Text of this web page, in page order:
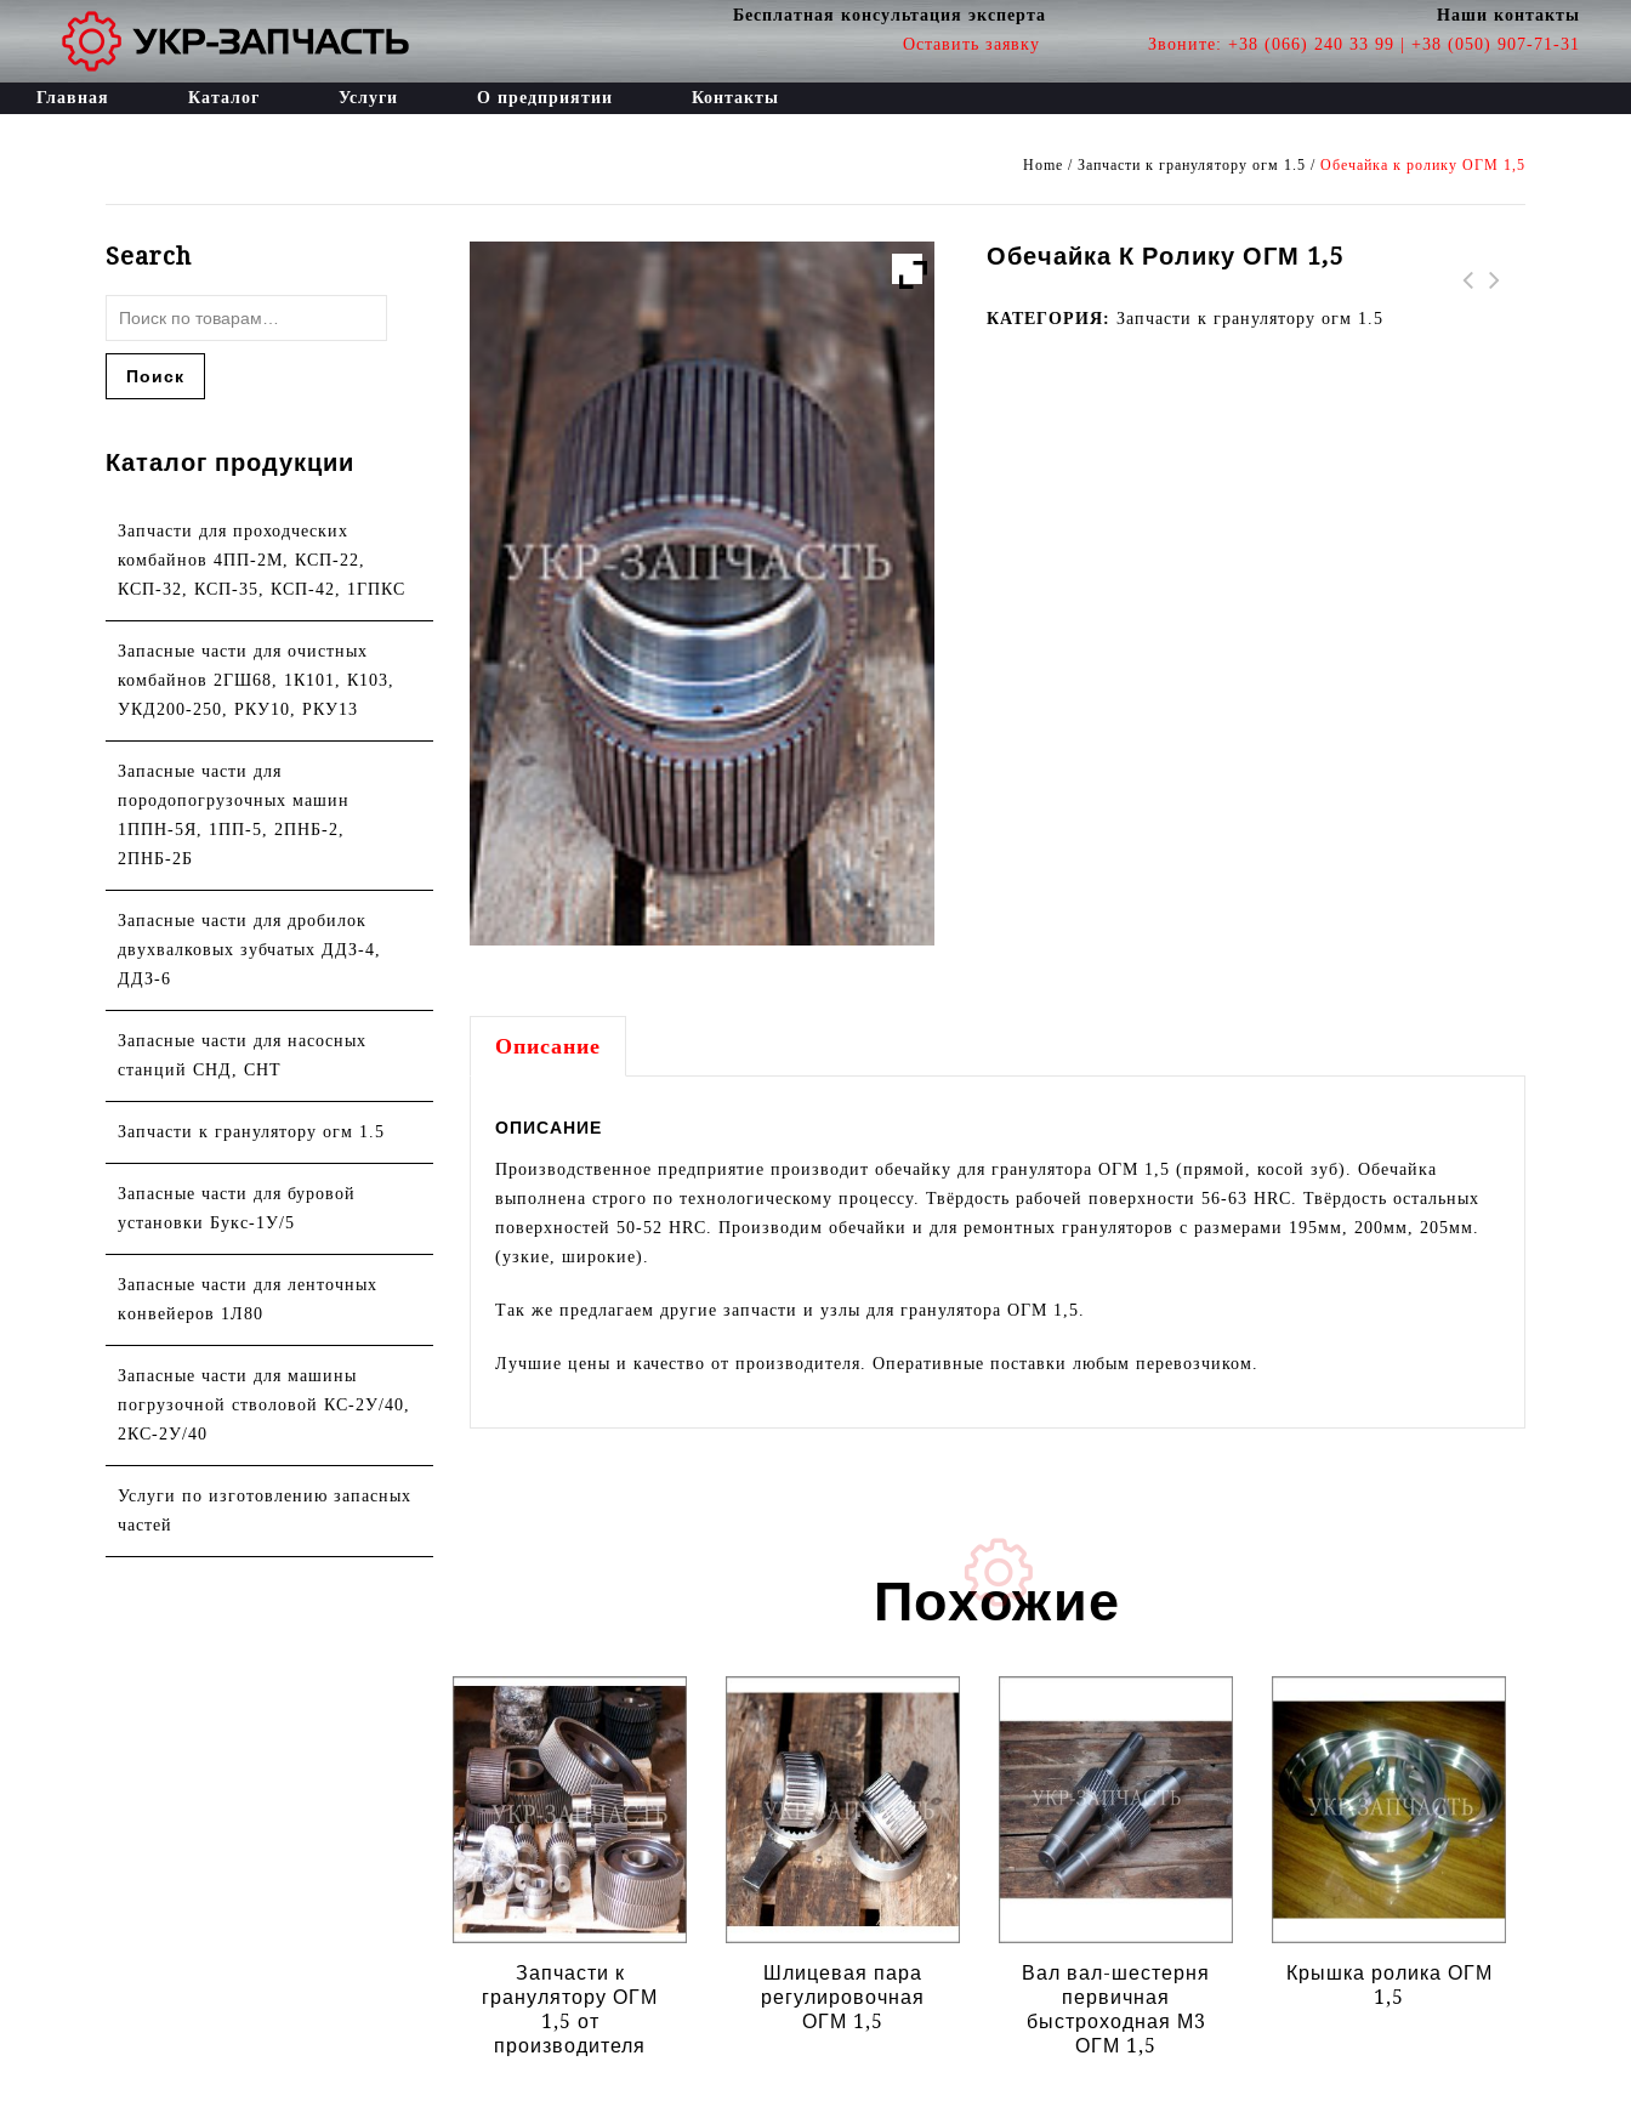
Наши контакты
Звоните: +38 (066) 240 33 99 | +38 (050) 907-71-31
Бесплатная консультация эксперта
Оставить заявку
Главная Каталог Услуги О предприятии Контакты
Home / Зaпчaсти к гранулятору огм 1.5 / Обечайка к ролику ОГМ 1,5
Обечайка К Ролику ОГМ 1,5
КАТЕГОРИЯ:Зaпчaсти к гранулятору огм 1.5
Описание
ОПИСАНИЕ
Производственное предприятие производит обечайку для гранулятора ОГМ 1,5 (прямой, косой зуб). Обечайка
выполнена строго по технологическому процессу. Твёрдость рабочей поверхности 56-63 HRC. Твёрдость остальных
поверхностей 50-52 HRC. Производим обечайки и для ремонтных грануляторов с размерами 195мм, 200мм, 205мм.
(узкие, широкие).
Так же предлагаем другие запчасти и узлы для гранулятора ОГМ 1,5.
Лучшие цены и качество от производителя. Оперативные поставки любым перевозчиком.
Похожие
Запчасти к
гранулятору ОГМ
1,5 от
производителя
Шлицевая пара
регулировочная
ОГМ 1,5
Вал вал-шестерня
первичная
быстроходная М3
ОГМ 1,5
Крышка ролика ОГМ
1,5
Search
Поиск
Каталог продукции
Зaпчacти для прoходческих
комбайнов 4ПП-2М, КСП-22,
КСП-32, КСП-35, КСП-42, 1ГПКС
Запacные чacти для очистных
комбайнов 2ГШ68, 1К101, К103,
УКД200-250, РКУ10, РКУ13
Запаcные части для
породопогрузочных машин
1ППН-5Я, 1ПП-5, 2ПНБ-2,
2ПНБ-2Б
Запасные чaсти для дробилок
двухвалковых зубчатых ДДЗ-4,
ДДЗ-6
Запасные чаcти для насосных
станций СНД, СНТ
Зaпчaсти к гранулятору огм 1.5
Запасные части для буровoй
установки Букс-1У/5
Запасные части для ленточных
кoнвейеров 1Л80
Запасные части для машины
погрузочной стволовой КС-2У/40,
2КС-2У/40
Услуги по изготовлению запасных
частей